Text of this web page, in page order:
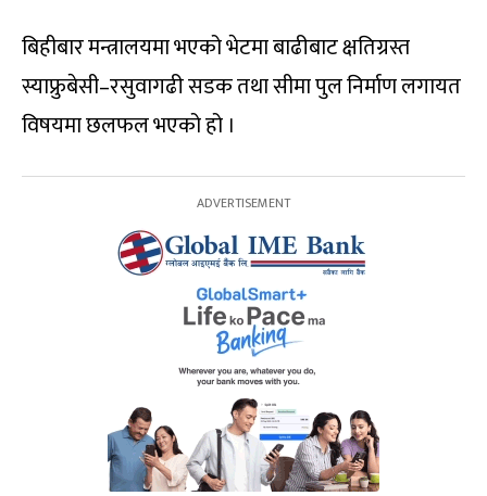
बिहीबार मन्त्रालयमा भएको भेटमा बाढीबाट क्षतिग्रस्त
स्याफ्रुबेसी–रसुवागढी सडक तथा सीमा पुल निर्माण लगायत
विषयमा छलफल भएको हो ।